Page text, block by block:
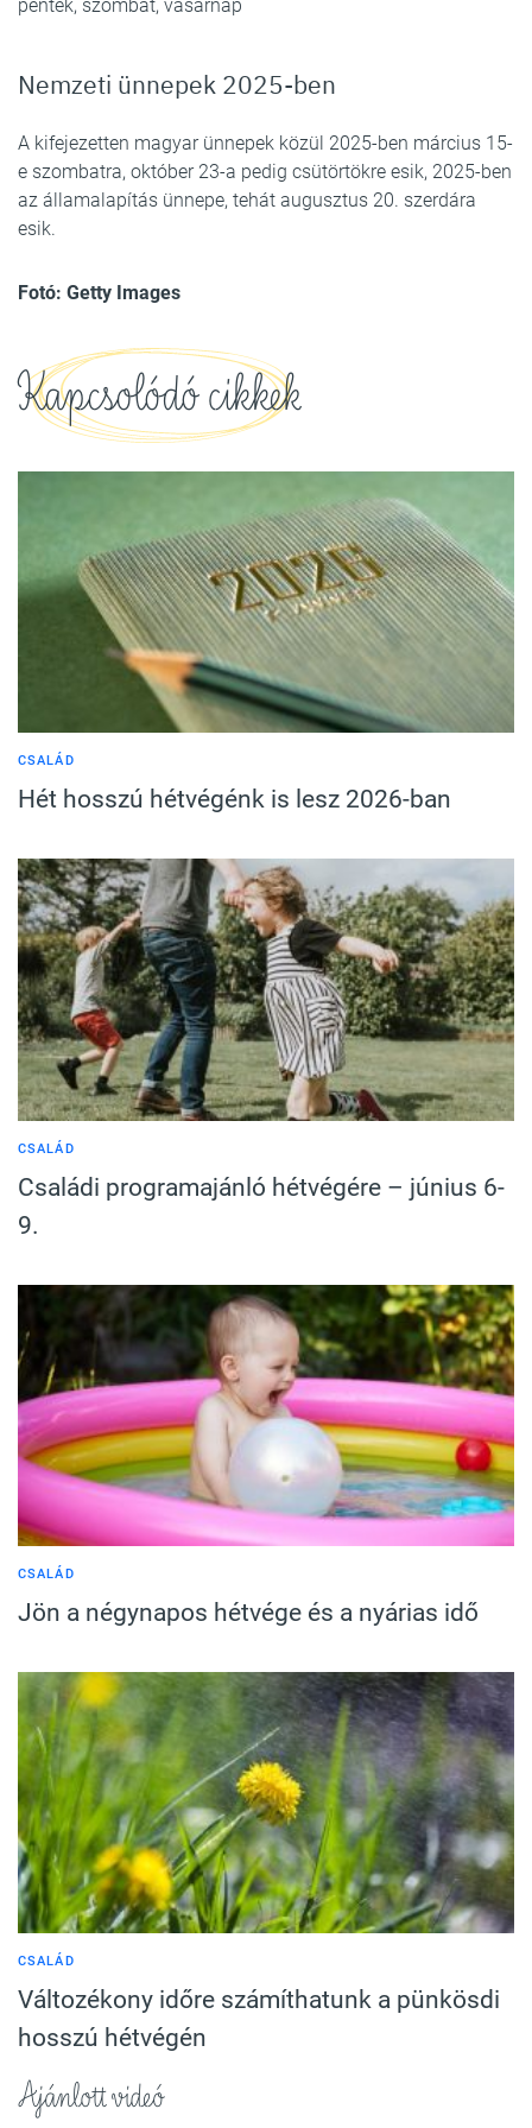
péntek, szombat, vasárnap
Nemzeti ünnepek 2025-ben
A kifejezetten magyar ünnepek közül 2025-ben március 15-
e szombatra, október 23-a pedig csütörtökre esik, 2025-ben
az államalapítás ünnepe, tehát augusztus 20. szerdára
esik.
Fotó: Getty Images
Kapcsolódó cikkek
CSALÁD
Hét hosszú hétvégénk is lesz 2026-ban
CSALÁD
Családi programajánló hétvégére – június 6-
9.
CSALÁD
Jön a négynapos hétvége és a nyárias idő
CSALÁD
Változékony időre számíthatunk a pünkösdi
hosszú hétvégén
Ajánlott videó